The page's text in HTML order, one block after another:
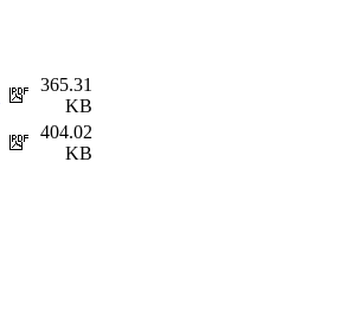
365.31
KB
404.02
KB